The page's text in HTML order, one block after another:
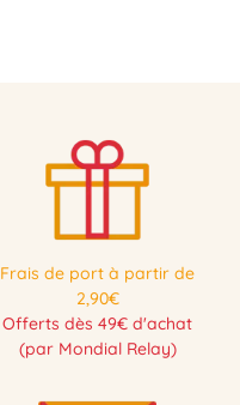
Frais de port à partir de
2,90€
Offerts dès 49€ d'achat
(par Mondial Relay)